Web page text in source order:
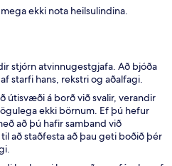
ekki nota heilsulindina.
stjórn atvinnugestgjafa. Að bjóða
starfi hans, rekstri og aðalfagi.
útisvæði á borð við svalir, verandir
ekki börnum. Ef þú hefur
að þú hafir samband við
að staðfesta að þau geti boðið þér